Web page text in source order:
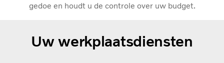
gedoe en houdt u de controle over uw budget.
Uw werkplaatsdiensten